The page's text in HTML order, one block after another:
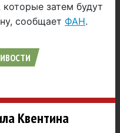
затем будут
сообщает ФАН.
Квентина